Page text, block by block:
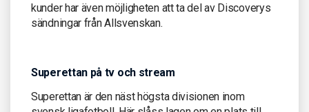
kunder har även möjligheten att ta del av Discoverys
sändningar från Allsvenskan.
Superettan på tv och stream
Superettan är den näst högsta divisionen inom